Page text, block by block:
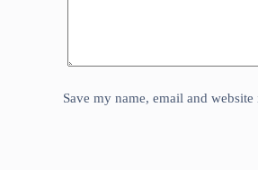
Save my name, email and